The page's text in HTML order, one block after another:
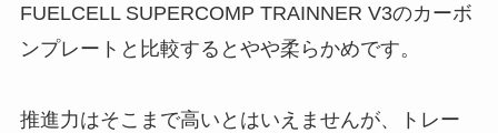
FUELCELL SUPERCOMP TRAINNER V3のカーボ
ンプレートと比較するとやや柔らかめです。
推進力はそこまで高いとはいえませんが、トレー